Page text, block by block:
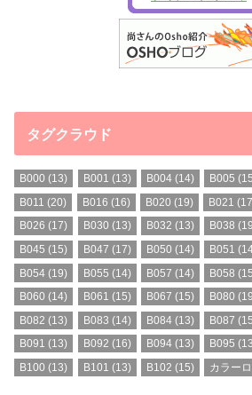
タグクラウド
B000 (13) B001 (13) B004(14) B005
B011 (20) B016 (16) B020 (19) B021
B026 (17) B030 (13) B032 (13) B038
B045 (15) B047 (17) B050 (14) B051
B054 (19) B055 (14) B057 (14) B058
B060 (14) B061 (15) B067 (15) B080
B082 (13) B083 (14) B084(13) B087
B091 (13) B092 (16) B094(13) B095
B100 (13) B101 (13) B102 (15) カラー